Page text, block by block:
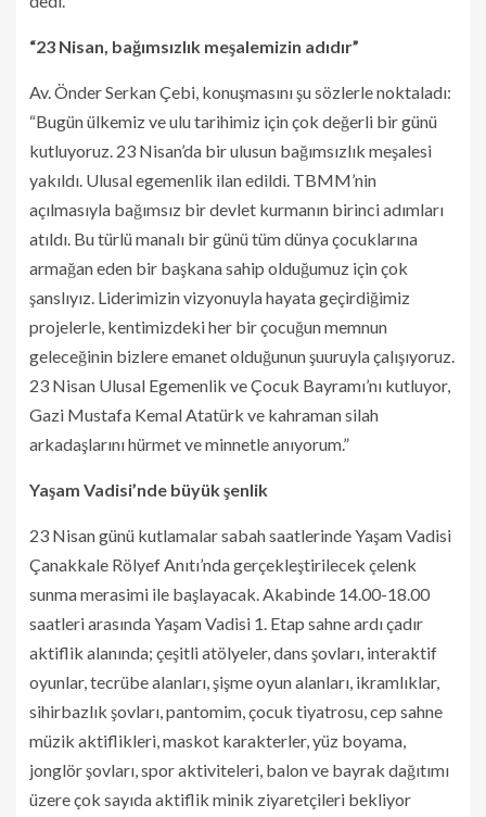
“23 Nisan, bağımsızlık meşalemizin adıdır”
Av. Önder Serkan Çebi, konuşmasını şu sözlerle noktaladı:
“Bugün ülkemiz ve ulu tarihimiz için çok değerli bir günü
kutluyoruz. 23 Nisan’da bir ulusun bağımsızlık meşalesi
yakıldı. Ulusal egemenlik ilan edildi. TBMM’nin
açılmasıyla bağımsız bir devlet kurmanın birinci adımları
atıldı. Bu türlü manalı bir günü tüm dünya çocuklarına
armağan eden bir başkana sahip olduğumuz için çok
şanslıyız. Liderimizin vizyonuyla hayata geçirdiğimiz
projelerle, kentimizdeki her bir çocuğun memnun
geleceğinin bizlere emanet olduğunun şuuruyla çalışıyoruz.
23 Nisan Ulusal Egemenlik ve Çocuk Bayramı’nı kutluyor,
Gazi Mustafa Kemal Atatürk ve kahraman silah
arkadaşlarını hürmet ve minnetle anıyorum.”
Yaşam Vadisi’nde büyük şenlik
23 Nisan günü kutlamalar sabah saatlerinde Yaşam Vadisi
Çanakkale Rölyef Anıtı’nda gerçekleştirilecek çelenk
sunma merasimi ile başlayacak. Akabinde 14.00-18.00
saatleri arasında Yaşam Vadisi 1. Etap sahne ardı çadır
aktiflik alanında; çeşitli atölyeler, dans şovları, interaktif
oyunlar, tecrübe alanları, şişme oyun alanları, ikramlıklar,
sihirbazlık şovları, pantomim, çocuk tiyatrosu, cep sahne
müzik aktiflikleri, maskot karakterler, yüz boyama,
jonglör şovları, spor aktiviteleri, balon ve bayrak dağıtımı
üzere çok sayıda aktiflik minik ziyaretçileri bekliyor